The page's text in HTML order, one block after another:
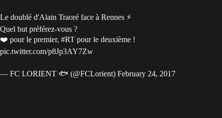
Le doublé d'Alain Traoré face à Rennes ⚡️
Quel but préférez-vous ?
❤️ pour le premier, #RT pour le deuxième !
pic.twitter.com/p8Jp3AY7Zw
— FC LORIENT 🐟 (@FCLorient) February 24, 2017